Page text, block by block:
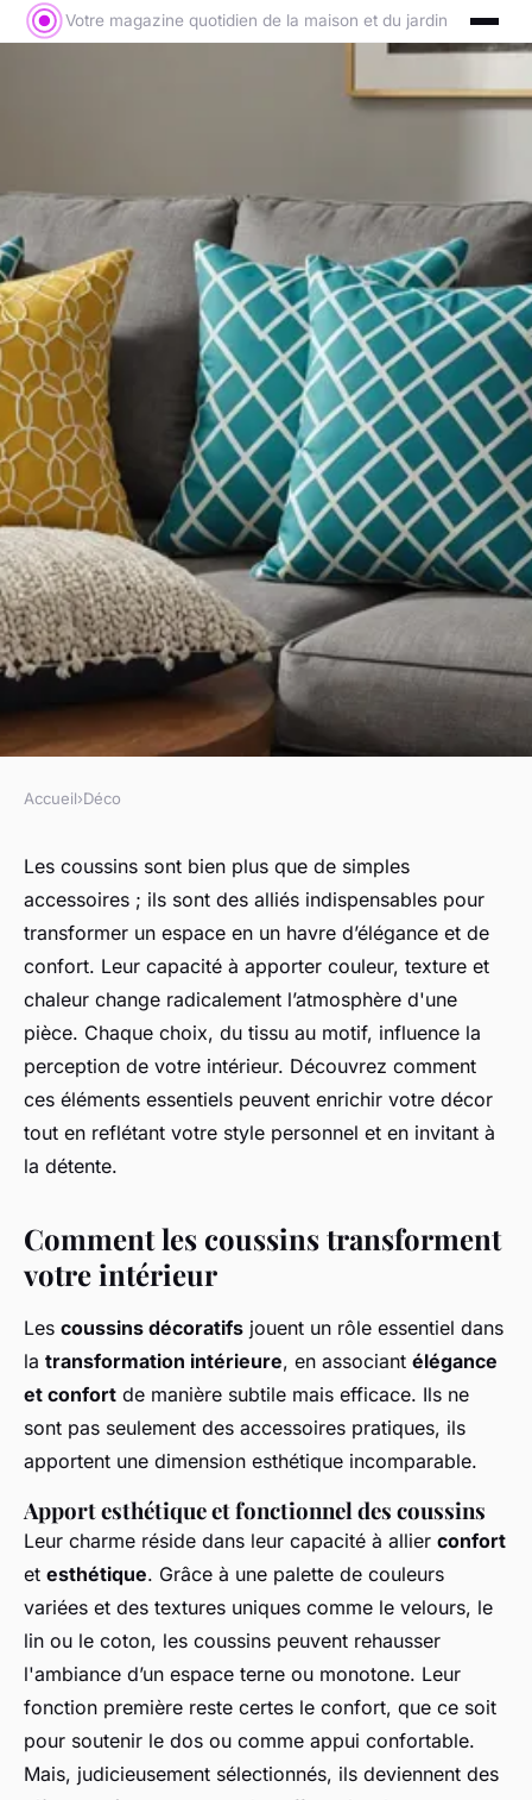
Votre magazine quotidien de la maison et du jardin
Coussins : transformez votre
espace avec élégance et
confort
Capucine•12 février 2025•6 min de lecture
Accueil›Déco
Les coussins sont bien plus que de simples
accessoires ; ils sont des alliés indispensables pour
transformer un espace en un havre d’élégance et de
confort. Leur capacité à apporter couleur, texture et
chaleur change radicalement l’atmosphère d'une
pièce. Chaque choix, du tissu au motif, influence la
perception de votre intérieur. Découvrez comment
ces éléments essentiels peuvent enrichir votre décor
tout en reflétant votre style personnel et en invitant à
la détente.
Comment les coussins transforment
votre intérieur
Les coussins décoratifs jouent un rôle essentiel dans
la transformation intérieure, en associant élégance
et confort de manière subtile mais efficace. Ils ne
sont pas seulement des accessoires pratiques, ils
apportent une dimension esthétique incomparable.
Apport esthétique et fonctionnel des coussins
Leur charme réside dans leur capacité à allier confort
et esthétique. Grâce à une palette de couleurs
variées et des textures uniques comme le velours, le
lin ou le coton, les coussins peuvent rehausser
l'ambiance d’un espace terne ou monotone. Leur
fonction première reste certes le confort, que ce soit
pour soutenir le dos ou comme appui confortable.
Mais, judicieusement sélectionnés, ils deviennent des